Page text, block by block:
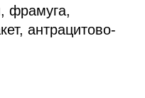
фрамуга,
антрацитово-